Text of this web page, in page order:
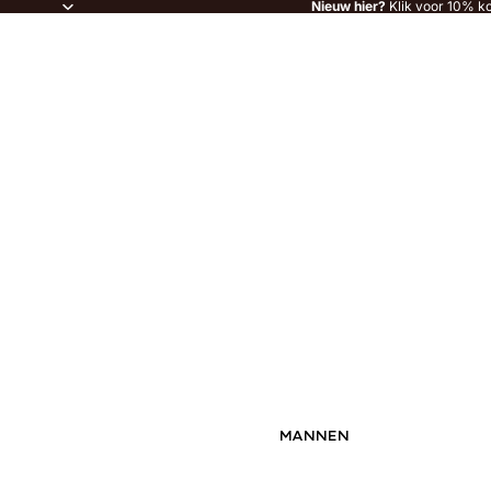
Nieuw hier? Klik voor 10%
MANNEN